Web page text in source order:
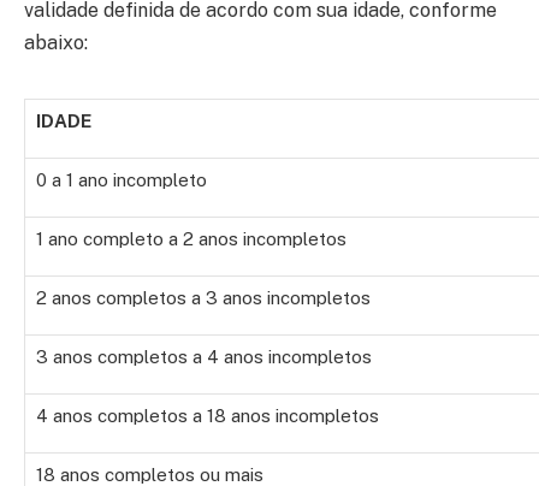
validade definida de acordo com sua idade, conforme
abaixo:
IDADE
0 a 1 ano incompleto
1 ano completo a 2 anos incompletos
2 anos completos a 3 anos incompletos
3 anos completos a 4 anos incompletos
4 anos completos a 18 anos incompletos
18 anos completos ou mais